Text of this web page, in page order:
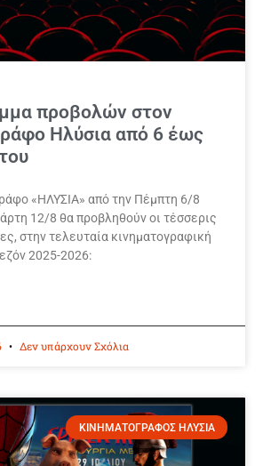
προβολών στον
Ηλύσια από 6 έως
«ΗΛΥΣΙΑ» από την Πέμπτη 6/8
12/8 θα προβληθούν οι τέσσερις
στην τελευταία κινηματογραφική
2025-2026:
Δεν υπάρχουν Σχόλια
ΚΙΝΗΜΑΤΟΓΡΑΦΟΣ ΗΛΥΣΙΑ